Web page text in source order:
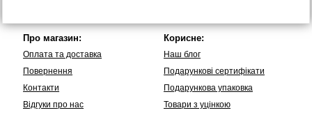
Про магазин:
Оплата та доставка
Повернення
Контакти
Вiдгуки про нас
Корисне:
Наш блог
Подарункові сертифікати
Подарункова упаковка
Товари з уцінкою